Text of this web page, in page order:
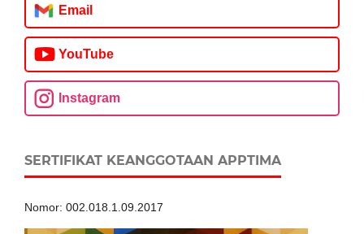
Email
YouTube
Instagram
SERTIFIKAT KEANGGOTAAN APPTIMA
Nomor: 002.018.1.09.2017